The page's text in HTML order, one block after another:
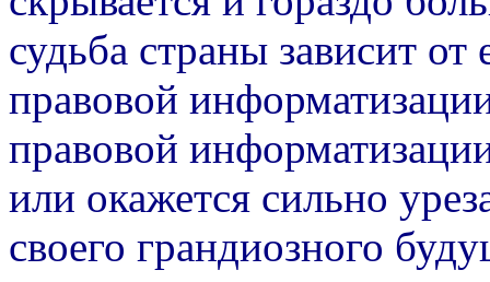
судьба страны зависит
правовой
правовой
или окажется сильно
своего грандиозного